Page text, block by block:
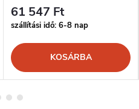
61 547 Ft
szállítási idő: 6-8 nap
KOSÁRBA